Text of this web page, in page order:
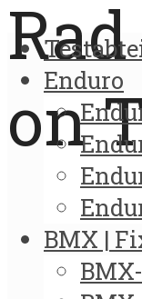
on
Enduro
BMX |